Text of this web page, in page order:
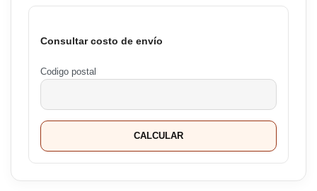
Consultar costo de envío
Codigo postal
CALCULAR